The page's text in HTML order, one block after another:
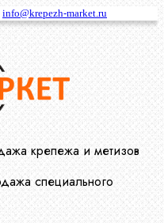
info@krepezh-market.ru
крепежа и метизов
специального